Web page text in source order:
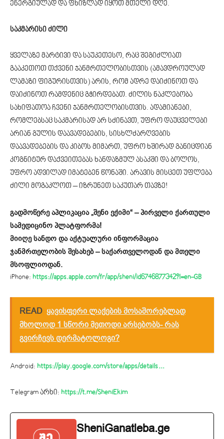
ენერგიულად და ფხიზლად იყოთ მთელი დღე.
საკმარისი ძილი
ყველაზე მარტივი და საუკეთესო, რაც შეგიძლიათ
გააკეთოთ თქვენი ჯანმრთელობისთვის (ამავდროულად
ლამაზი ფიგურისთვის) არის, რომ ადრე დაიძინოთ და
დაიძინოთ რამდენიც გჭირდებათ. ძილის ნაკლებობა
სახიფათოა ჩვენი ჯანმრთელობისთვის. ადამიანები,
რომლებსაც საკმარისად არ სძინავთ, უფრო დაუცველები
არიან გულის დაავადებების, სისხლძარღვების
დაავადებების და კიბოს მიმართ, უფრო ხშირად განიცდიან
კოგნიტურ დაქვეითებას ხანდაზმულ ასაკში და ბოლოს,
უფრო ადვილად იმატებენ წონაში. არავის მისცეთ უფლება
ძილი მოგაკლოთ – იზრუნეთ საკუთარ თავზე!
გადმოწერე აპლიკაცია „შენი ექიმი“ – პირველი ქართული
სამედიცინო პლატფორმა!
მიიღე სანდო და აქტუალური ინფორმაცია
ჯანმრთელობის შესახებ – საქართველოდან და მთელი
მსოფლიოდან.
iPhone: https://apps.apple.com/fr/app/sheni/id6746877342?l=en-GB
READ ყავისფერი ლაქების მოსაშორებლად
მხოლოდ 1 სწორი მეთოდი არსებობს- რას
გვირჩევს დერმატოლოგი?
Android: https://play.google.com/store/apps/details…
Telegram არხი: https://t.me/SheniEkim
SheniGanatleba.ge